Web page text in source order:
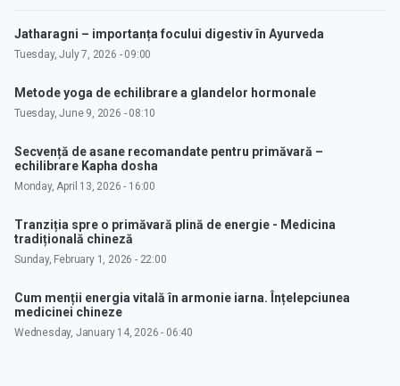
Jatharagni – importanța focului digestiv în Ayurveda
Tuesday, July 7, 2026 - 09:00
Metode yoga de echilibrare a glandelor hormonale
Tuesday, June 9, 2026 - 08:10
Secvență de asane recomandate pentru primăvară –
echilibrare Kapha dosha
Monday, April 13, 2026 - 16:00
Tranziția spre o primăvară plină de energie - Medicina
tradițională chineză
Sunday, February 1, 2026 - 22:00
Cum menții energia vitală în armonie iarna. Înțelepciunea
medicinei chineze
Wednesday, January 14, 2026 - 06:40